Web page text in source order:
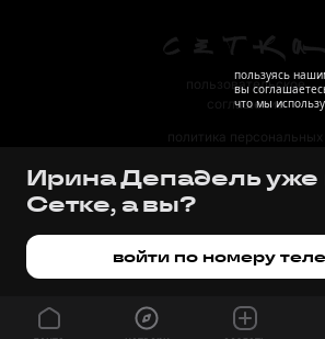
пользовательское
соглашение
политика персональных
правила
Ирина Депадель уже
Сетке, а вы?
войти по номеру
пользуясь
вы
что мы